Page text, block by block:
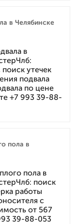
в Челябинске
в
утечек
подвала
по цене
+7 993 39-88-
пола в
пола в
поиск
работы
с
от 567
39-88-053